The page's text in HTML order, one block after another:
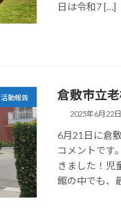
日は令和7 […]
活動報告 倉敷市立
2025年6月22日
6月21日に倉
コメントです
きました！児
館の中でも、